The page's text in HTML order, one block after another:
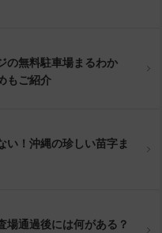
の無料駐車場まるわか
もご紹介
い！沖縄の珍しい苗字ま
場通過後には何がある？